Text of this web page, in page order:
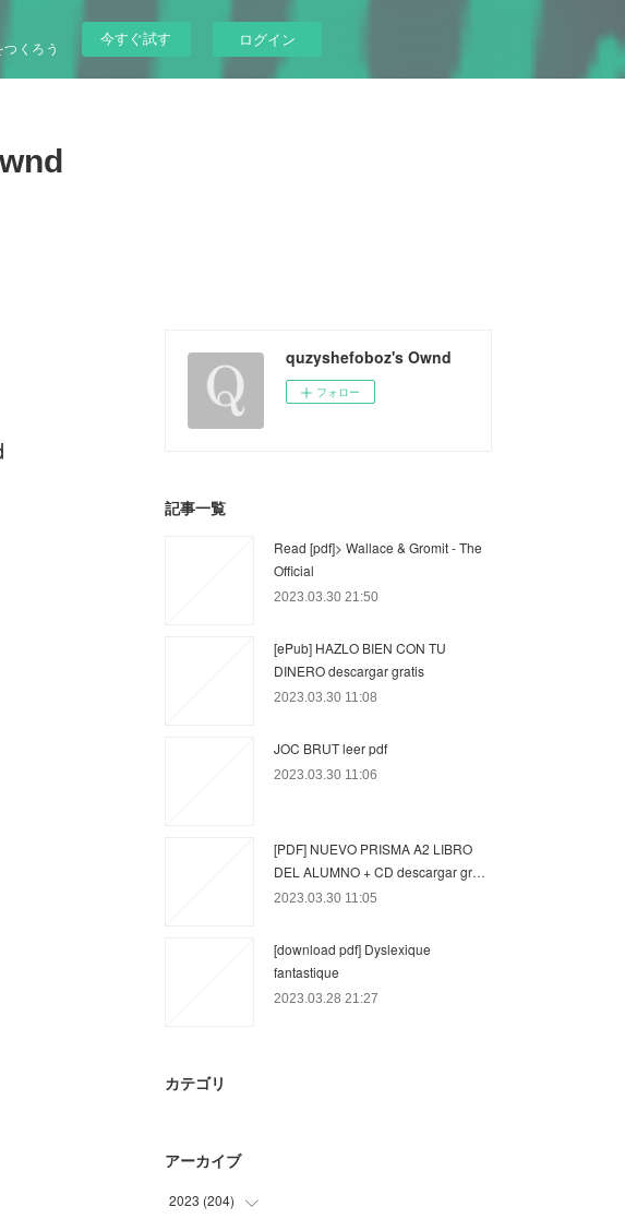
くろう
今すぐ試す ログイン
quzyshefoboz's Ownd
フォロー
記事一覧
Read [pdf]> Wallace & Gromit - The
Official
2023.03.30 21:50
[ePub] HAZLO BIEN CON TU
DINERO descargar gratis
2023.03.30 11:08
JOC BRUT leer pdf
2023.03.30 11:06
[PDF] NUEVO PRISMA A2 LIBRO
DEL ALUMNO + CD descargar gr…
2023.03.30 11:05
[download pdf] Dyslexique
fantastique
2023.03.28 21:27
カテゴリ
アーカイブ
2023 (204)